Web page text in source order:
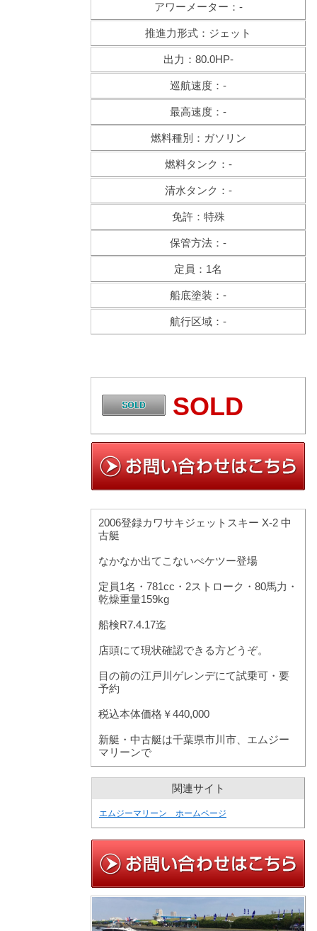
アワーメーター：-
推進力形式：ジェット
出力：80.0HP-
巡航速度：-
最高速度：-
燃料種別：ガソリン
燃料タンク：-
清水タンク：-
免許：特殊
保管方法：-
定員：1名
船底塗装：-
航行区域：-
SOLD
2006登録カワサキジェットスキー X-2 中
古艇
なかなか出てこないぺケツー登場
定員1名・781cc・2ストローク・80馬力・
乾燥重量159kg
船検R7.4.17迄
店頭にて現状確認できる方どうぞ。
目の前の江戸川ゲレンデにて試乗可・要
予約
税込本体価格￥440,000
新艇・中古艇は千葉県市川市、エムジー
マリーンで
関連サイト
エムジーマリーン ホームページ